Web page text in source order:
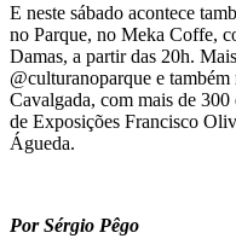
E neste sábado acontece
no Parque, no Meka Coffe,
Damas, a partir das 20h.
@culturanoparque e também
Cavalgada, com mais de
de Exposições Francisco
Águeda.
Por Sérgio Pêgo